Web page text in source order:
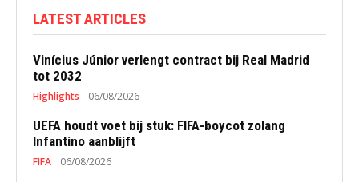
LATEST ARTICLES
Vinícius Júnior verlengt contract bij Real Madrid
tot 2032
Highlights 06/08/2026
UEFA houdt voet bij stuk: FIFA-boycot zolang
Infantino aanblijft
FIFA 06/08/2026